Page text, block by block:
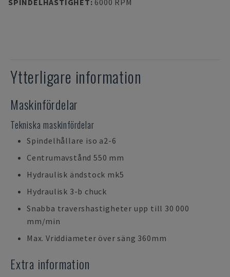
SPINDELHASTIGHET: 6000 RPM
Ytterligare information
Maskinfördelar
Tekniska maskinfördelar
Spindelhållare iso a2-6
Centrumavstånd 550 mm
Hydraulisk ändstock mk5
Hydraulisk 3-b chuck
Snabba travershastigheter upp till 30 000
mm/min
Max. Vriddiameter över säng 360mm
Extra information